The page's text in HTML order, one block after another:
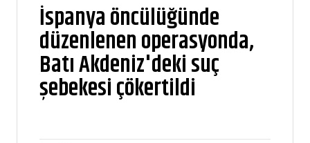
İspanya öncülüğünde
düzenlenen operasyonda,
Batı Akdeniz'deki suç
şebekesi çökertildi